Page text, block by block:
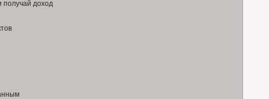
получай доход